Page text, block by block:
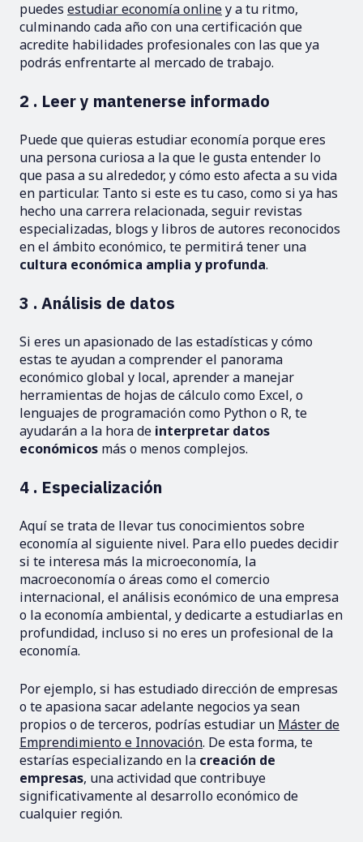
puedes estudiar economía onliney a tu ritmo,
culminando cada año con una certificación que
acredite habilidades profesionales con las que ya
podrás enfrentarte al mercado de trabajo.
2 . Leer y mantenerse informado
Puede que quieras estudiar economía porque eres
una persona curiosa a la que le gusta entender lo
que pasa a su alrededor, y cómo esto afecta a su vida
en particular. Tanto si este es tu caso, como si ya has
hecho una carrera relacionada, seguir revistas
especializadas, blogs y libros de autores reconocidos
en el ámbito económico, te permitirá tener una
cultura económica amplia y profunda.
3 . Análisis de datos
Si eres un apasionado de las estadísticas y cómo
estas te ayudan a comprender el panorama
económico global y local, aprender a manejar
herramientas de hojas de cálculo como Excel, o
lenguajes de programación como Python o R, te
ayudarán a la hora de interpretar datos
económicos más o menos complejos.
4 . Especialización
Aquí se trata de llevar tus conocimientos sobre
economía al siguiente nivel. Para ello puedes decidir
si te interesa más la microeconomía, la
macroeconomía o áreas como el comercio
internacional, el análisis económico de una empresa
o la economía ambiental, y dedicarte a estudiarlas en
profundidad, incluso si no eres un profesional de la
economía.
Por ejemplo, si has estudiado dirección de empresas
o te apasiona sacar adelante negocios ya sean
propios o de terceros, podrías estudiar un Máster de
Emprendimiento e Innovación. De esta forma, te
estarías especializando en la creación de
empresas, una actividad que contribuye
significativamente al desarrollo económico de
cualquier región.